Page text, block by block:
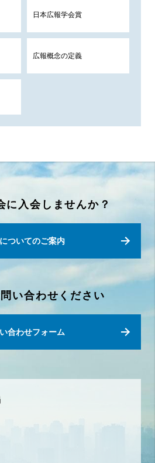
日本広報学会賞
広報概念の定義
に入会しませんか？
ついてのご案内
い合わせください
合わせフォーム